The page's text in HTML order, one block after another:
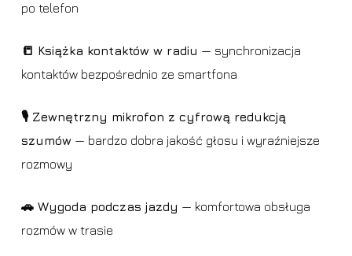
po telefon
📒 Książka kontaktów w radiu — synchronizacja
kontaktów bezpośrednio ze smartfona
🎙️ Zewnętrzny mikrofon z cyfrową redukcją
szumów— bardzo dobra jakość głosu i wyraźniejsze
rozmowy
🚗 Wygoda podczas jazdy — komfortowa obsługa
rozmów w trasie